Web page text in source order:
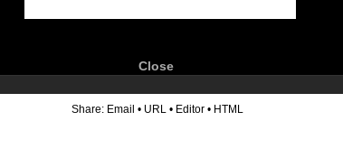
Close
Share: Email • URL • Editor • HTML